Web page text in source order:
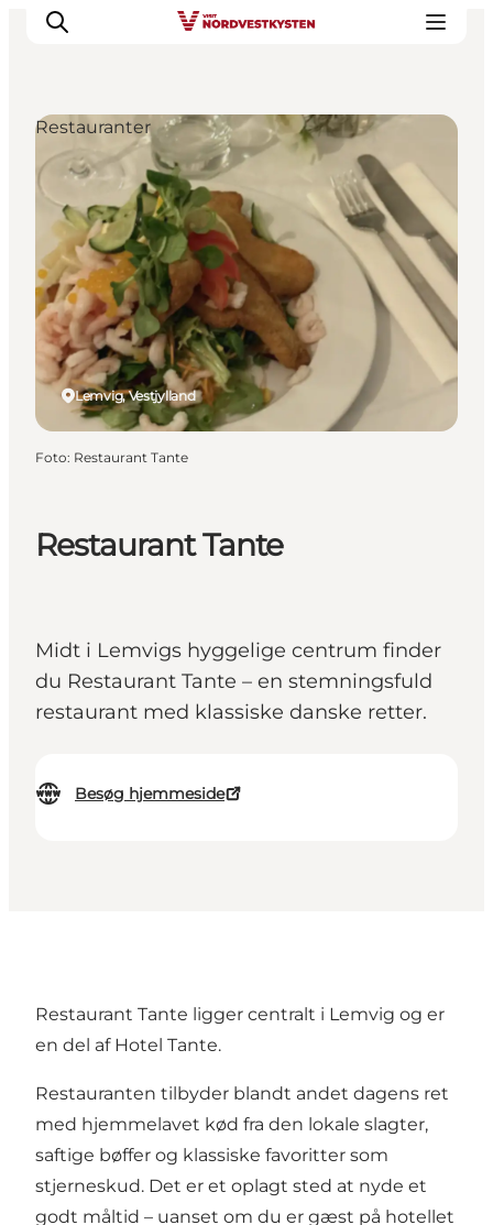
Feriesteder
Inspiration
Handicapvenlig ferie
Events
Overnatning
Planlæg din ferie
Restaurant Tante
Midt i Lemvigs hyggelige centrum finder
du Restaurant Tante – en stemningsfuld
restaurant med klassiske danske retter.
Besøg hjemmeside
Lemvig, Vestjylland
Restauranter
Foto: Restaurant Tante
Restaurant Tante ligger centralt i Lemvig og er
en del af Hotel Tante.
Restauranten tilbyder blandt andet dagens ret
med hjemmelavet kød fra den lokale slagter,
saftige bøffer og klassiske favoritter som
stjerneskud. Det er et oplagt sted at nyde et
godt måltid – uanset om du er gæst på hotellet